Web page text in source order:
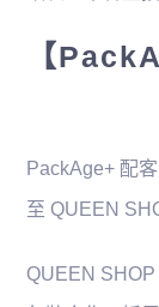
【
PackAge+ 配
至 QUEEN
QUEEN SHOP